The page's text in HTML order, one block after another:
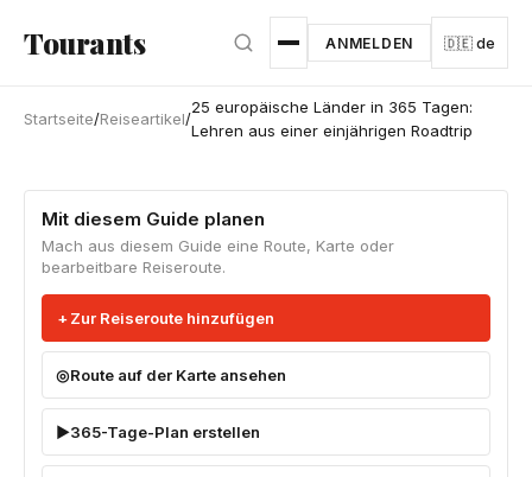
Tourants ANMELDEN 🇩🇪 de
Startseite/Reiseartikel/
25 europäische Länder in 365 Tagen:
Lehren aus einer einjährigen Roadtrip
Mit diesem Guide planen
Mach aus diesem Guide eine Route, Karte oder
bearbeitbare Reiseroute.
Zur Reiseroute hinzufügen
Route auf der Karte ansehen
365-Tage-Plan erstellen